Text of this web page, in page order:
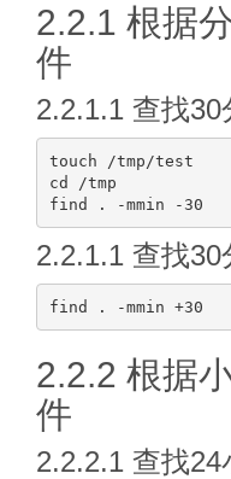
2.2.1 根据
件
2.2.1.1 查找
touch /tmp/test
cd /tmp
2.2.1.1 查找
2.2.2 根据
件
2.2.2.1 查找